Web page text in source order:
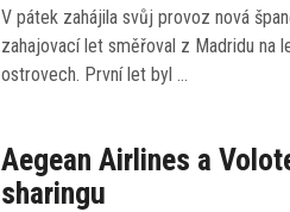
V pátek zahájila svůj provoz nová
zahajovací let směřoval z Madridu na
ostrovech. První let byl …
Aegean Airlines a
sharingu